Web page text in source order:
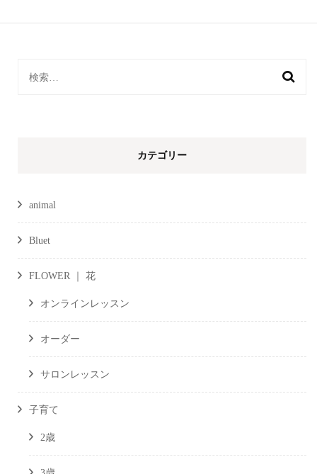
検
カテゴリー
animal
Bluet
FLOWER ｜ 花
オンラインレッスン
オーダー
サロンレッスン
子育て
2歳